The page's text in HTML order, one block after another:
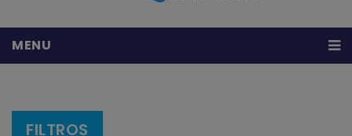
MENU
Sobre nosotros
FILTROS